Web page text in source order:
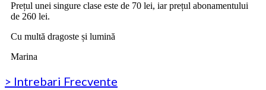
Prețul unei singure clase este de 70 lei, iar prețul abonamentului
de 260 lei.
Cu multă dragoste și lumină
Marina
> Intrebari Frecvente